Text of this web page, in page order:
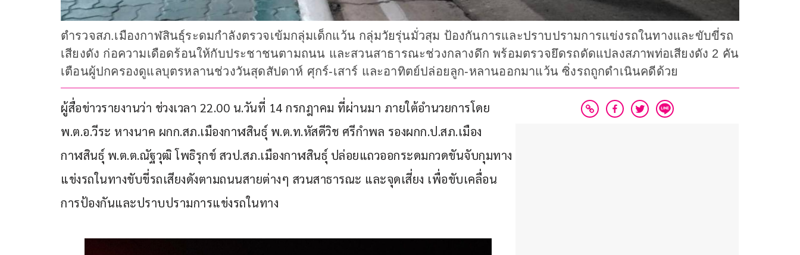
ตำรวจสภ.เมืองกาฬสินธุ์ระดมกำลังตรวจเข้มกลุ่มเด็กแว้น กลุ่มวัยรุ่นมั่วสุม ป้องกันการและปราบปรามการแข่งรถในทางและขับขี่รถ
เสียงดัง ก่อความเดือดร้อนให้กับประชาชนตามถนน และสวนสาธารณะช่วงกลางดึก พร้อมตรวจยึดรถดัดแปลงสภาพท่อเสียงดัง 2 คัน
เตือนผู้ปกครองดูแลบุตรหลานช่วงวันสุดสัปดาห์ ศุกร์-เสาร์ และอาทิตย์ปล่อยลูก-หลานออกมาแว้น ซิ่งรถถูกดำเนินคดีด้วย
ผู้สื่อข่าวรายงานว่า ช่วงเวลา 22.00 น.วันที่ 14 กรกฎาคม ที่ผ่านมา ภายใต้อำนวยการโดย
พ.ต.อ.วีระ หางนาค ผกก.สภ.เมืองกาฬสินธุ์ พ.ต.ท.หัสดีวิช ศรีกำพล รองผกก.ป.สภ.เมือง
กาฬสินธุ์ พ.ต.ต.ณัฐวุฒิ โพธิรุกข์ สวป.สภ.เมืองกาฬสินธุ์ ปล่อยแถวออกระดมกวดขันจับกุมทาง
แข่งรถในทางขับขี่รถเสียงดังตามถนนสายต่างๆ สวนสาธารณะ และจุดเสี่ยง เพื่อขับเคลื่อน
การป้องกันและปราบปรามการแข่งรถในทาง